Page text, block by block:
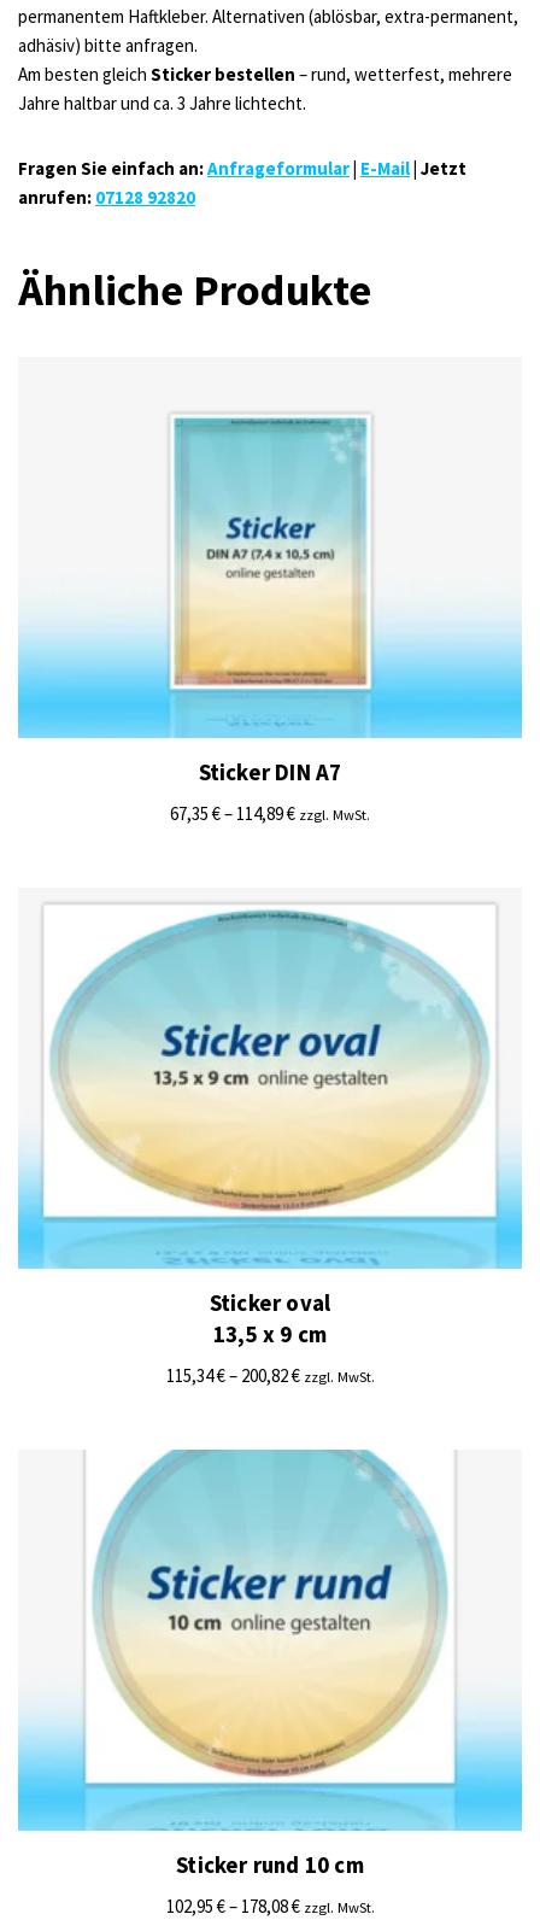
permanentem Haftkleber. Alternativen (ablösbar, extra-permanent,
adhäsiv) bitte anfragen.
Am besten gleich Sticker bestellen – rund, wetterfest, mehrere
Jahre haltbar und ca. 3 Jahre lichtecht.
Fragen Sie einfach an:Anfrageformular| E-Mail| Jetzt
anrufen: 07128 92820
Ähnliche Produkte
Sticker DIN A7
67,35€– 114,89€ zzgl. MwSt.
Sticker oval
13,5 x 9 cm
115,34€– 200,82€ zzgl. MwSt.
Sticker rund 10 cm
102,95€– 178,08€ zzgl. MwSt.